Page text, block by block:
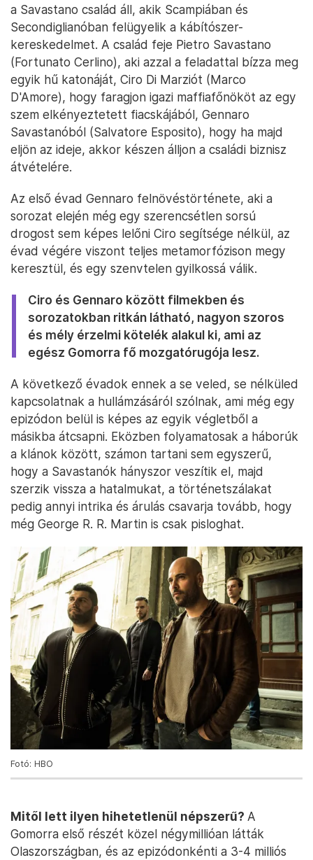
a Savastano család áll, akik Scampiában és
Secondiglianóban felügyelik a kábítószer-
kereskedelmet. A család feje Pietro Savastano
(Fortunato Cerlino), aki azzal a feladattal bízza meg
egyik hű katonáját, Ciro Di Marziót (Marco
D'Amore), hogy faragjon igazi maffiafőnököt az egy
szem elkényeztetett fiacskájából, Gennaro
Savastanóból (Salvatore Esposito), hogy ha majd
eljön az ideje, akkor készen álljon a családi biznisz
átvételére.
Az első évad Gennaro felnövéstörténete, aki a
sorozat elején még egy szerencsétlen sorsú
drogost sem képes lelőni Ciro segítsége nélkül, az
évad végére viszont teljes metamorfózison megy
keresztül, és egy szenvtelen gyilkossá válik.
Ciro és Gennaro között filmekben és
sorozatokban ritkán látható, nagyon szoros
és mély érzelmi kötelék alakul ki, ami az
egész Gomorra fő mozgatórugója lesz.
A következő évadok ennek a se veled, se nélküled
kapcsolatnak a hullámzásáról szólnak, ami még egy
epizódon belül is képes az egyik végletből a
másikba átcsapni. Eközben folyamatosak a háborúk
a klánok között, számon tartani sem egyszerű,
hogy a Savastanók hányszor veszítik el, majd
szerzik vissza a hatalmukat, a történetszálakat
pedig annyi intrika és árulás csavarja tovább, hogy
még George R. R. Martin is csak pisloghat.
Fotó: HBO
Mitől lett ilyen hihetetlenül népszerű? A
Gomorra első részét közel négymillióan látták
Olaszországban, és az epizódonkénti a 3-4 milliós